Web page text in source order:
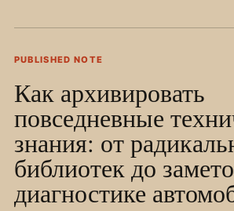
PUBLISHED NOTE
Как архивировать
повседневные
знания: от
библиотек до
диагностике